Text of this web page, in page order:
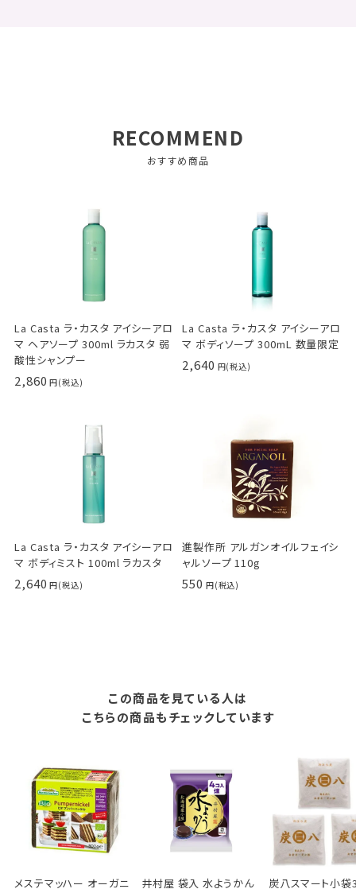
RECOMMEND
おすすめ商品
La Casta ラ・カスタ アイシーアロ
マ ヘアソープ 300ml ラカスタ 弱
酸性シャンプー
2,860
La Casta ラ・カスタ アイシーアロ
マ ボディソープ 300mL 数量限定
2,640
La Casta ラ・カスタ アイシーアロ
マ ボディミスト 100ml ラカスタ
2,640
進製作所 アルガンオイルフェイシ
ャルソープ 110g
550
この商品を見ている人は
こちらの商品もチェックしています
メステマッハー オーガニ 井村屋 袋入 水ようかん 炭八スマート小袋